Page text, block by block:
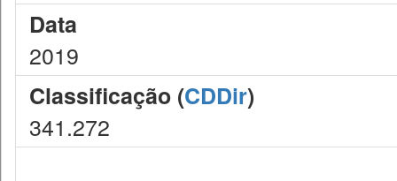
Data
2019
Classificação (CDDir)
341.272